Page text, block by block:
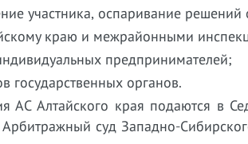
участника, оспаривание решений
краю и межрайонными
предпринимателей;
государственных органов.
Алтайского края подаются в
суд Западно-